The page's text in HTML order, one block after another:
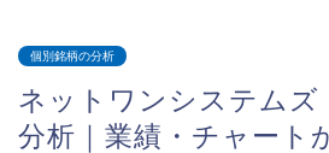
個別銘柄の分析
ネットワンシステムズ
分析｜業績・チャート